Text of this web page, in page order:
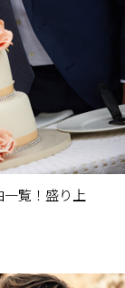
一覧！盛り上